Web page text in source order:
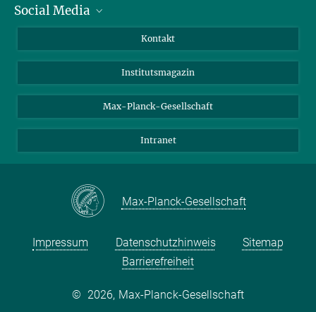
Alumni
Schulen
Studierende
Social Media
Facebook
YouTube
Kontakt
Institutsmagazin
Max-Planck-Gesellschaft
Intranet
Max-Planck-Gesellschaft
Impressum Datenschutzhinweis
Sitemap
Barrierefreiheit
© 2026, Max-Planck-Gesellschaft